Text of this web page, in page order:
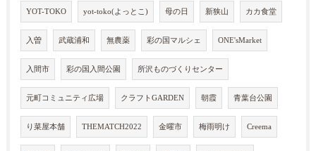
YOT-TOKO yot-toko(よっとこ) 母の日 新狭山 カカ食堂
入曽 武蔵浦和 無農薬 彩の国マルシェ ONE'sMarket
入間市 彩の国入間公園 所沢ものづくりセンター
元町コミュニティ広場 クラフトGARDEN 朝霞 青葉台公園
り菜屋本舗 THEMATCH2022 金曜市 梅雨明け Creema